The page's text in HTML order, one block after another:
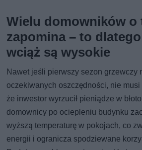
Wielu domowników o
zapomina – to
wciąż są wysokie
Nawet jeśli pierwszy sezon grzewczy
oczekiwanych oszczędności, nie
że inwestor wyrzucił pieniądze w
domownicy po ociepleniu budynku
wyższą temperaturę w pokojach, co
energii i ogranicza spodziewane